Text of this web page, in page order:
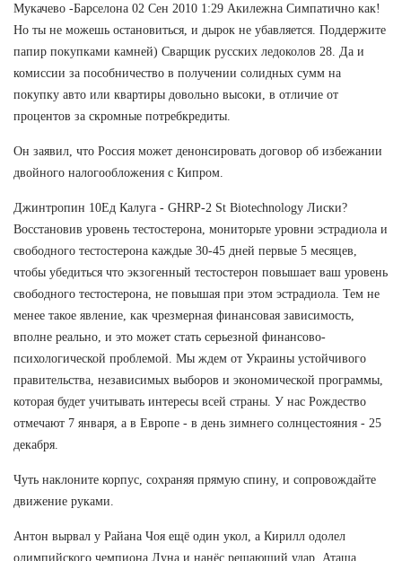
Мукачево -Барселона 02 Сен 2010 1:29 Акилежна Симпатично как!
Но ты не можешь остановиться, и дырок не убавляется. Поддержите
папир покупками камней) Сварщик русских ледоколов 28. Да и
комиссии за пособничество в получении солидных сумм на
покупку авто или квартиры довольно высоки, в отличие от
процентов за скромные потребкредиты.
Он заявил, что Россия может денонсировать договор об избежании
двойного налогообложения с Кипром.
Джинтропин 10Ед Калуга - GHRP-2 St Biotechnology Лиски?
Восстановив уровень тестостерона, мониторьте уровни эстрадиола и
свободного тестостерона каждые 30-45 дней первые 5 месяцев,
чтобы убедиться что экзогенный тестостерон повышает ваш уровень
свободного тестостерона, не повышая при этом эстрадиола. Тем не
менее такое явление, как чрезмерная финансовая зависимость,
вполне реально, и это может стать серьезной финансово-
психологической проблемой. Мы ждем от Украины устойчивого
правительства, независимых выборов и экономической программы,
которая будет учитывать интересы всей страны. У нас Рождество
отмечают 7 января, а в Европе - в день зимнего солнцестояния - 25
декабря.
Чуть наклоните корпус, сохраняя прямую спину, и сопровождайте
движение руками.
Антон вырвал у Райана Чоя ещё один укол, а Кирилл одолел
олимпийского чемпиона Луна и нанёс решающий удар. Аташа